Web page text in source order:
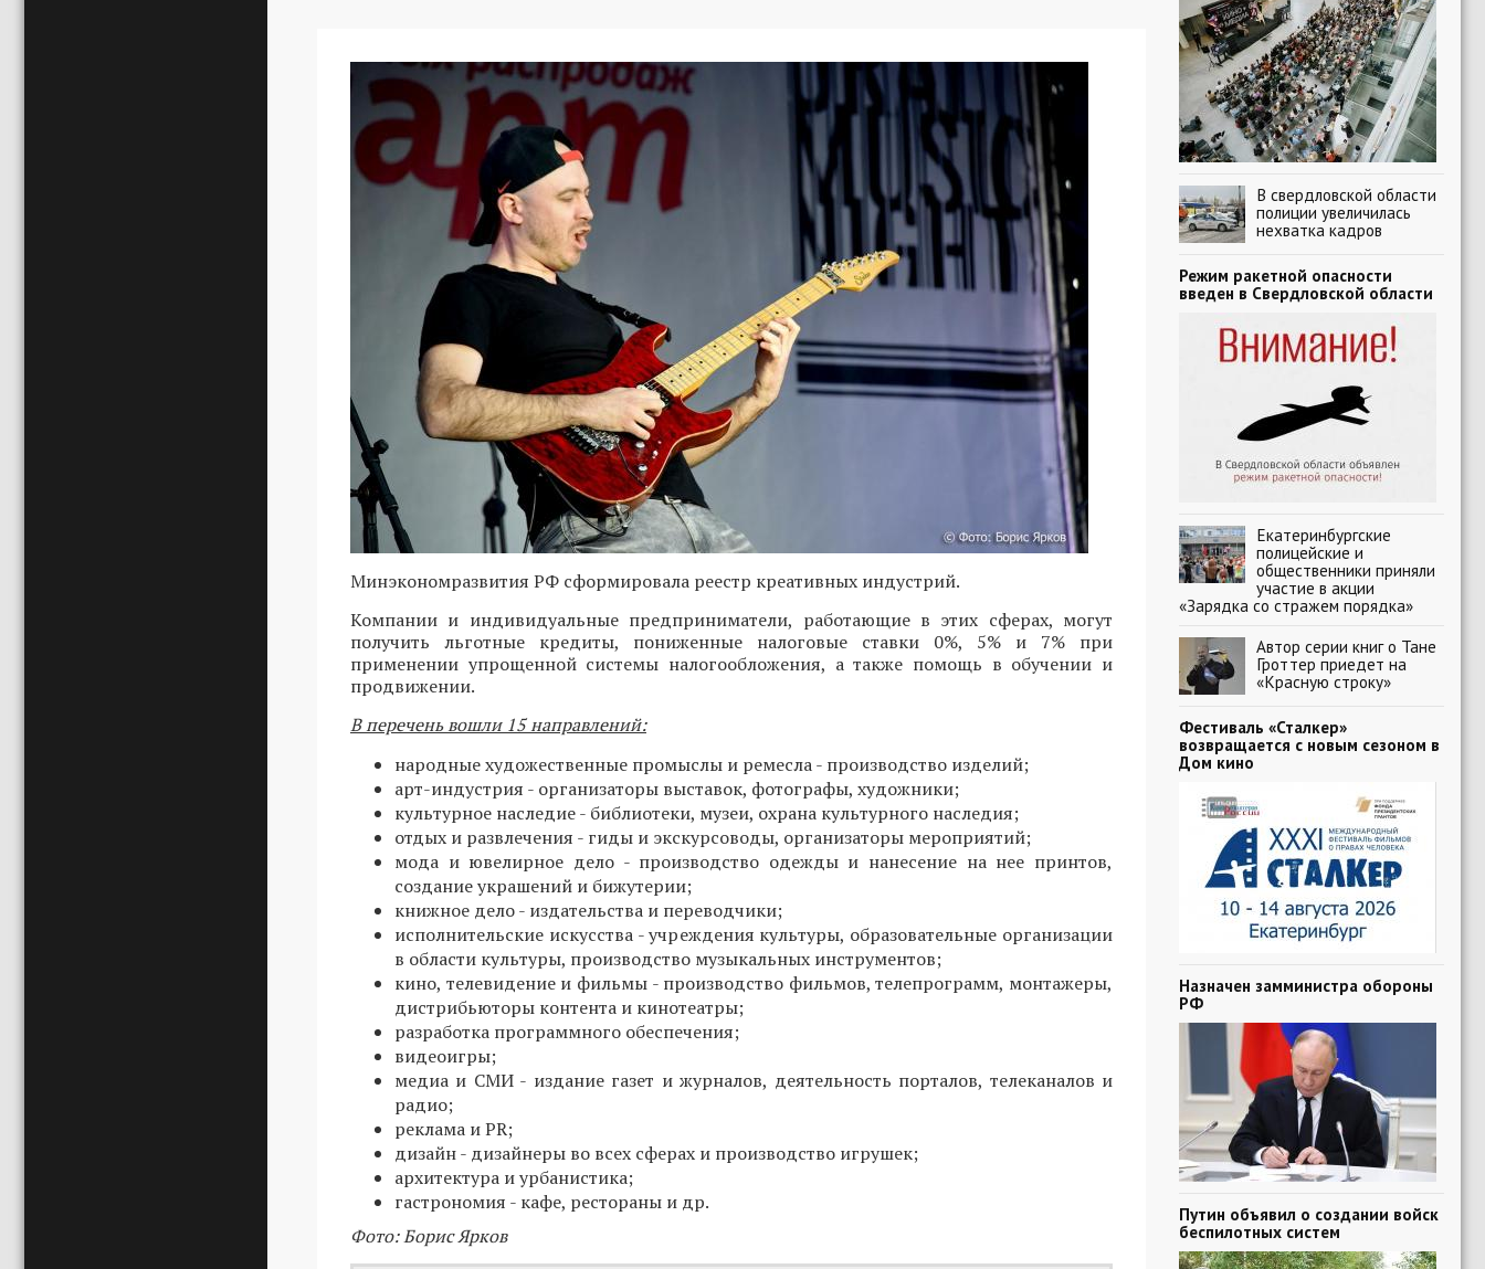
Минэкономразвития РФ сформировала реестр креативных индустрий.
Компании и индивидуальные предприниматели, работающие в этих сферах, могут
получить льготные кредиты, пониженные налоговые ставки 0%, 5% и 7% при
применении упрощенной системы налогообложения, а также помощь в обучении и
продвижении.
В перечень вошли 15 направлений:
народные художественные промыслы и ремесла - производство изделий;
арт-индустрия - организаторы выставок, фотографы, художники;
культурное наследие - библиотеки, музеи, охрана культурного наследия;
отдых и развлечения - гиды и экскурсоводы, организаторы мероприятий;
мода и ювелирное дело - производство одежды и нанесение на нее принтов,
создание украшений и бижутерии;
книжное дело - издательства и переводчики;
исполнительские искусства - учреждения культуры, образовательные организации
в области культуры, производство музыкальных инструментов;
кино, телевидение и фильмы - производство фильмов, телепрограмм, монтажеры,
дистрибьюторы контента и кинотеатры;
разработка программного обеспечения;
видеоигры;
медиа и СМИ - издание газет и журналов, деятельность порталов, телеканалов и
радио;
реклама и PR;
дизайн - дизайнеры во всех сферах и производство игрушек;
архитектура и урбанистика;
гастрономия - кафе, рестораны и др.
Фото: Борис Ярков
В свердловской области
полиции увеличилась
нехватка кадров
Режим ракетной опасности
введен в Свердловской области
Екатеринбургские
полицейские и
общественники приняли
участие в акции
«Зарядка со стражем порядка»
Автор серии книг о Тане
Гроттер приедет на
«Красную строку»
Фестиваль «Сталкер»
возвращается с новым сезоном в
Дом кино
Назначен замминистра обороны
РФ
Путин объявил о создании войск
беспилотных систем